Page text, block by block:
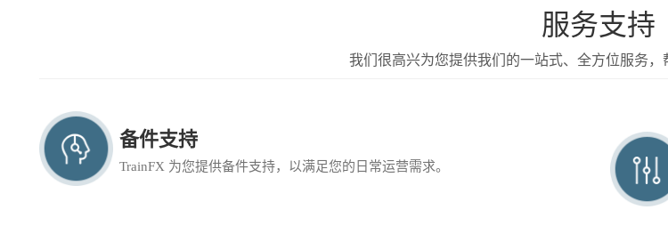
服务支持
我们很高兴为您提供我们的一站式、全方位服务，
备件支持
TrainFX 为您提供备件支持，以满足您的日常运营需求。